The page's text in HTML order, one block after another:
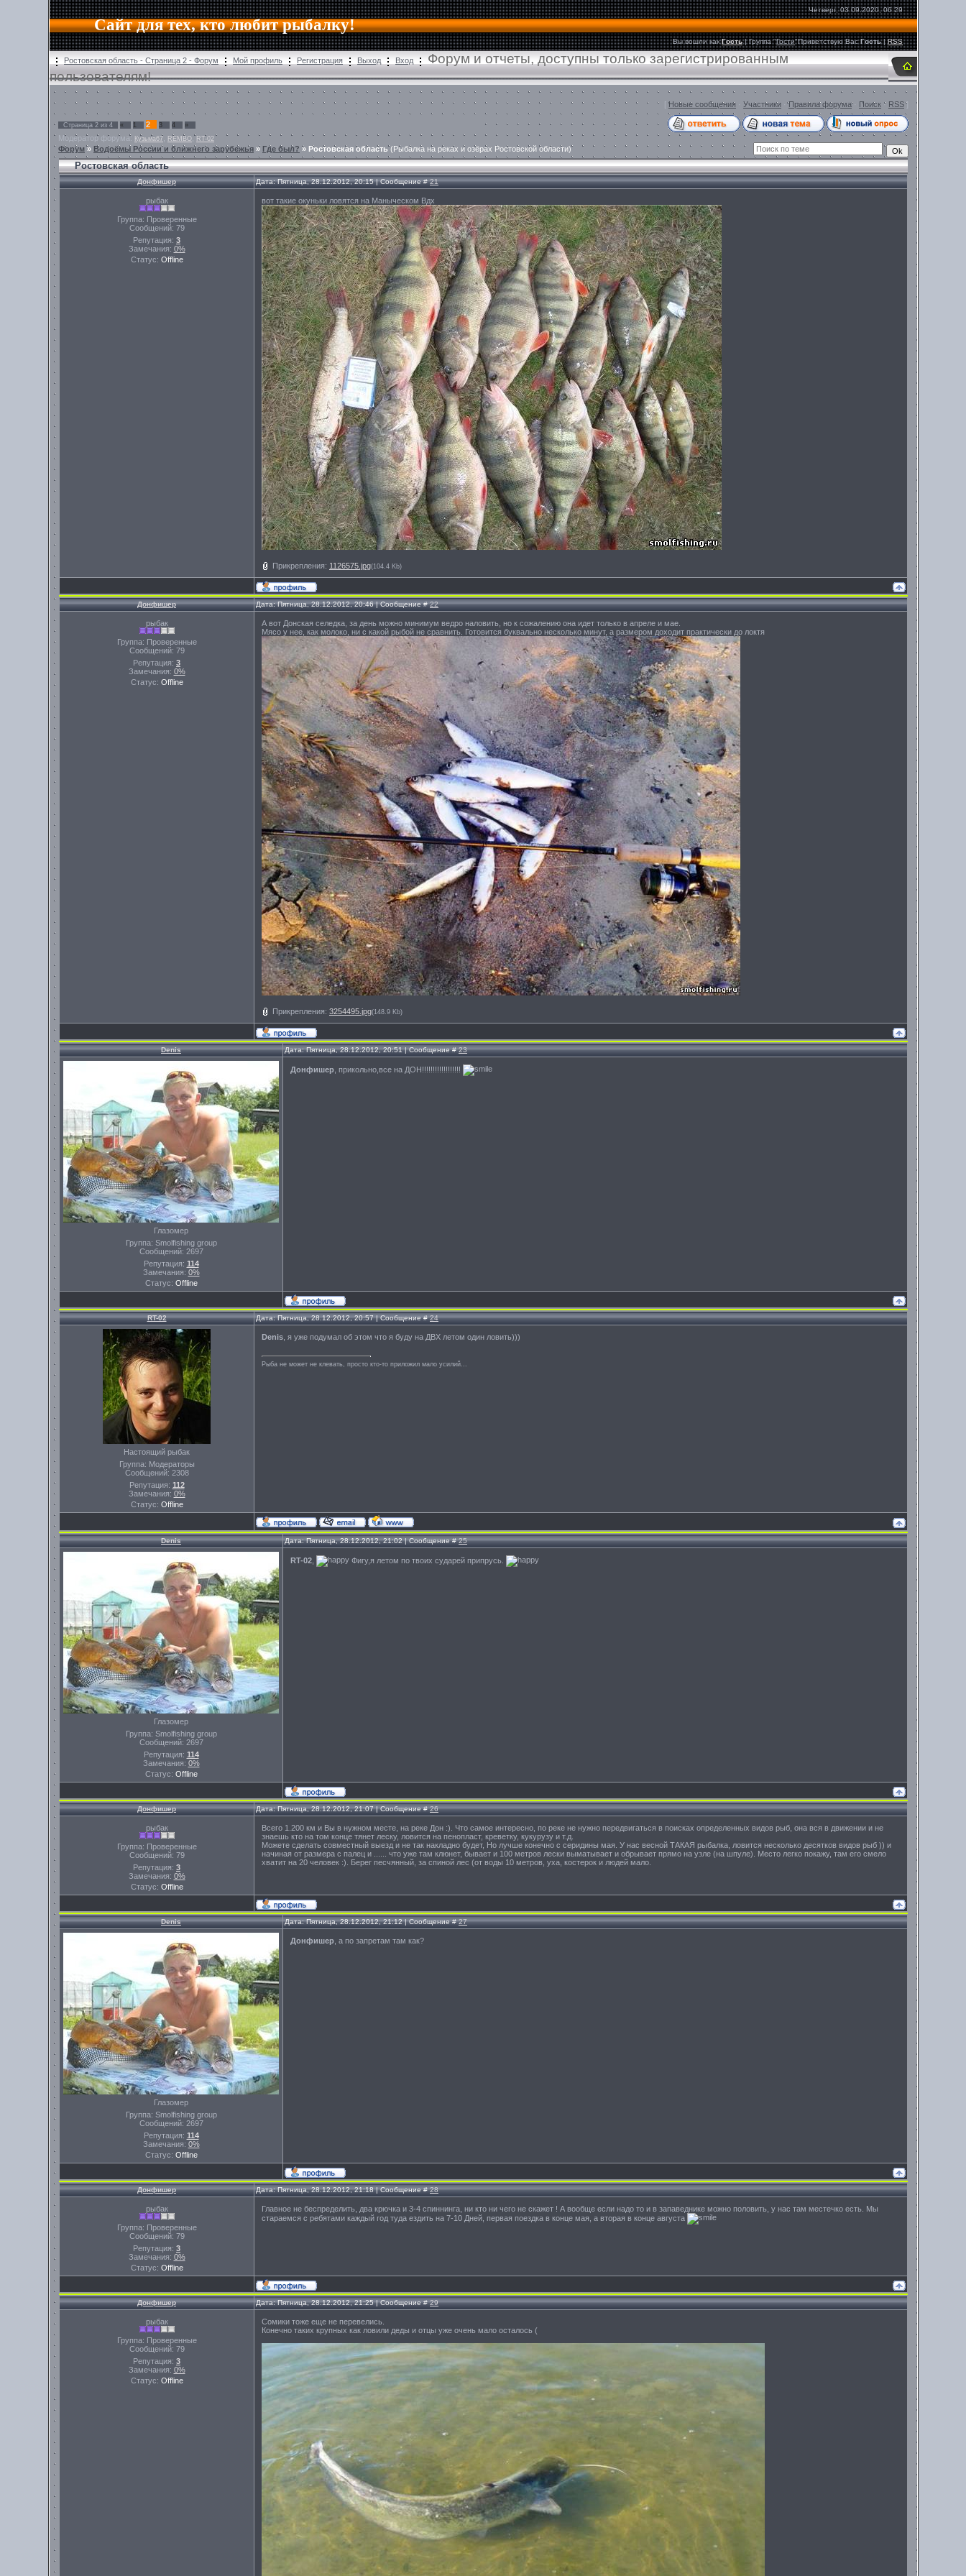
Сайт для тех, кто любит рыбалку!
Четверг, 03.09.2020, 06:29
Вы вошли как Гость|Группа"Гости"Приветствую Вас Гость |RSS
Ростовская область - Страница 2 - Форум Мой профиль Регистрация Выход Вход
Форум и отчеты, доступны только зарегистрированным
пользователям!
[ Новые сообщения Участники ·Правила форума· Поиск · RSS]
Страница 2 из 4 « 1 2 3 4 »
Модератор форума: Кузьма67 REMBO , RT-02
Форум» Водоёмы России и ближнего зарубежья » Где был? » Ростовская область (Рыбалка на реках и озёрах Ростовской области)
Ростовская область
Донфишер Дата: Пятница, 28.12.2012, 20:15 | Сообщение #21
рыбак
Группа: Проверенные
Сообщений: 79
Репутация: 3
Замечания: 0%
Статус: Offline
вот такие окуньки ловятся на Маныческом Вдх
Прикрепления: 1126575.jpg(104.4 Kb)
Донфишер Дата: Пятница, 28.12.2012, 20:46 | Сообщение #22
рыбак
Группа: Проверенные
Сообщений: 79
Репутация: 3
Замечания: 0%
Статус: Offline
А вот Донская селедка, за день можно минимум ведро наловить, но к сожалению она идет только в апреле и мае.
Мясо у нее, как молоко, ни с какой рыбой не сравнить. Готовится буквально несколько минут, а размером доходит практически до локтя
Прикрепления: 3254495.jpg(148.9 Kb)
Denis Дата: Пятница, 28.12.2012, 20:51 | Сообщение #23
Глазомер
Группа: Smolfishing group
Сообщений: 2697
Репутация: 114
Замечания: 0%
Статус: Offline
Донфишер , прикольно,все на ДОН!!!!!!!!!!!!!!!!!!
RT-02 Дата: Пятница, 28.12.2012, 20:57 | Сообщение #24
Настоящий рыбак
Группа: Модераторы
Сообщений: 2308
Репутация: 112
Замечания: 0%
Статус: Offline
Denis , я уже подумал об этом что я буду на ДВХ летом один ловить)))
Рыба не может не клевать, просто кто-то приложил мало усилий...
Denis Дата: Пятница, 28.12.2012, 21:02 | Сообщение #25
Глазомер
Группа: Smolfishing group
Сообщений: 2697
Репутация: 114
Замечания: 0%
Статус: Offline
RT-02 Фигу,я летом по твоих сударей припрусь.
Донфишер Дата: Пятница, 28.12.2012, 21:07 | Сообщение #26
рыбак
Группа: Проверенные
Сообщений: 79
Репутация: 3
Замечания: 0%
Статус: Offline
Всего 1.200 км и Вы в нужном месте, на реке Дон :). Что самое интересно, по реке не нужно передвигаться в поисках определенных видов рыб, она вся в движении и не
знаешь кто на том конце тянет леску, ловится на пенопласт, креветку, кукурузу и т.д.
Можете сделать совместный выезд и не так накладно будет, Но лучше конечно с серидины мая. У нас весной ТАКАЯ рыбалка, ловится несколько десятков видов рыб )) и
начиная от размера с палец и ...... что уже там клюнет, бывает и 100 метров лески выматывает и обрывает прямо на узле (на шпуле). Место легко покажу, там его смело
хватит на 20 человек :). Берег песчянный, за спиной лес (от воды 10 метров, уха, костерок и людей мало.
Denis Дата: Пятница, 28.12.2012, 21:12 | Сообщение #27
Глазомер
Группа: Smolfishing group
Сообщений: 2697
Репутация: 114
Замечания: 0%
Статус: Offline
Донфишер , а по запретам там как?
Донфишер Дата: Пятница, 28.12.2012, 21:18 | Сообщение #28
рыбак
Группа: Проверенные
Сообщений: 79
Репутация: 3
Замечания: 0%
Статус: Offline
Главное не беспределить, два крючка и 3-4 спиннинга, ни кто ни чего не скажет ! А вообще если надо то и в запаведнике можно половить, у нас там местечко есть. Мы
стараемся с ребятами каждый год туда ездить на 7-10 Дней, первая поездка в конце мая, а вторая в конце августа
Донфишер Дата: Пятница, 28.12.2012, 21:25 | Сообщение #29
рыбак
Группа: Проверенные
Сообщений: 79
Репутация: 3
Замечания: 0%
Статус: Offline
Сомики тоже еще не перевелись.
Конечно таких крупных как ловили деды и отцы уже очень мало осталось (